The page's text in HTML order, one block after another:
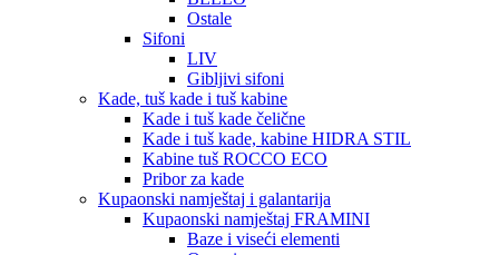
Ostale
Sifoni
LIV
Gibljivi sifoni
Kade, tuš kade i tuš kabine
Kade i tuš kade čelične
Kade i tuš kade, kabine HIDRA STIL
Kabine tuš ROCCO ECO
Pribor za kade
Kupaonski namještaj i galantarija
Kupaonski namještaj FRAMINI
Baze i viseći elementi